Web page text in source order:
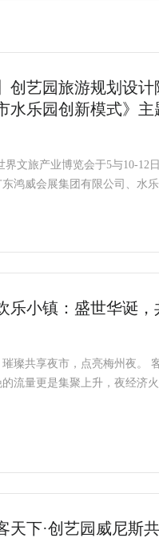
创艺园旅游规划设
水乐园创新模式》主
旅产业博览会于5与10-12日
鸿威会展集团有限公司、水
乐小镇：盛世华诞
璀璨共享夜市，点亮梅州夜。
流量更是集聚上升，夜经济
天下·创艺园威尼斯